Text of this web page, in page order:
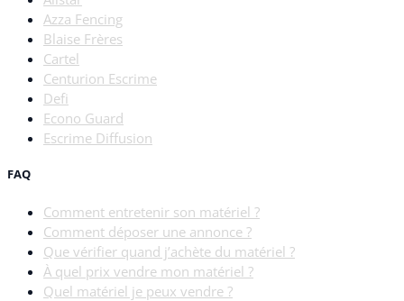
Azza Fencing
Blaise Frères
Cartel
Centurion Escrime
Defi
Econo Guard
Escrime Diffusion
FAQ
Comment entretenir son matériel ?
Comment déposer une annonce ?
Que vérifier quand j’achète du matériel ?
À quel prix vendre mon matériel ?
Quel matériel je peux vendre ?